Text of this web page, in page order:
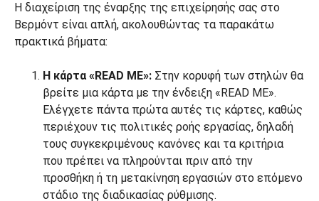
Η διαχείριση της έναρξης της επιχείρησής σας στο
Βερμόντ είναι απλή, ακολουθώντας τα παρακάτω
πρακτικά βήματα:
Η κάρτα «READ ME»: Στην κορυφή των στηλών θα
βρείτε μια κάρτα με την ένδειξη «READ ME».
Ελέγχετε πάντα πρώτα αυτές τις κάρτες, καθώς
περιέχουν τις πολιτικές ροής εργασίας, δηλαδή
τους συγκεκριμένους κανόνες και τα κριτήρια
που πρέπει να πληρούνται πριν από την
προσθήκη ή τη μετακίνηση εργασιών στο επόμενο
στάδιο της διαδικασίας ρύθμισης.